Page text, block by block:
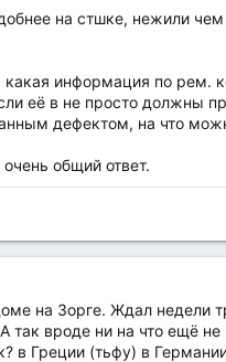
на стшке, нежили
какая информация по рем.
её в не просто должны
дефектом, на что
общий ответ.
на Зорге. Ждал недели
так вроде ни на что ещё
в Греции (тьфу) в